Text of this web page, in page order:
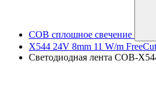
COB сплошное свечение
X544 24V 8mm 11 W/m FreeCut
Светодиодная лента COB-